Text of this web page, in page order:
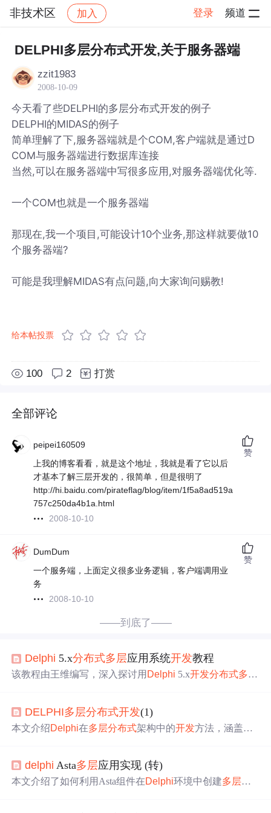
非技术区 加入 登录 频道
社区 非技术区 帖子详情
DELPHI多层分布式开发,关于服务器端
zzit1983
2008-10-09
今天看了些DELPHI的多层分布式开发的例子
DELPHI的MIDAS的例子
简单理解了下,服务器端就是个COM,客户端就是通过D
COM与服务器端进行数据库连接
当然,可以在服务器端中写很多应用,对服务器端优化等.
一个COM也就是一个服务器端
那现在,我一个项目,可能设计10个业务,那这样就要做10
个服务器端?
可能是我理解MIDAS有点问题,向大家询问赐教!
给本帖投票
100 2 打赏
全部评论
peipei160509
上我的博客看看，就是这个地址，我就是看了它以后
才基本了解三层开发的，很简单，但是很明了
http://hi.baidu.com/pirateflag/blog/item/1f5a8ad519a
757c250da4b1a.html
2008-10-10
赞
DumDum
一个服务端，上面定义很多业务逻辑，客户端调用业
务
2008-10-10
赞
——到底了——
Delphi 5.x分布式多层应用系统开发教程
该教程由王维编写，深入探讨用 Delphi 5.x开发分布式多层
问操作等核心知识，结合理论与实践，助
hi在分布式系统开发 中的应用。
DELPHI多层分布式开发(1)
本文介绍Delphi在多层分布式架构中的开发方法，涵盖数
务器端的高效通信和数据同步。
delphi Asta多层应用实现 (转)
本文介绍了如何利用Asta组件在Delphi环境中创建多层应